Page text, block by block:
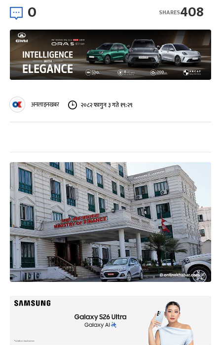
0 408
SHARES
अनलाइनखबर २०८२ फागुन ३ गते १९:२९